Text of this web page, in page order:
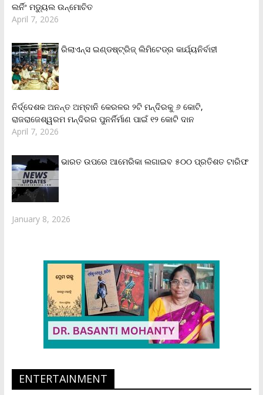
ଲର୍ନିଂ ମଡ୍ୟୁଲ ଉନ୍ମୋଚିତ
April 7, 2026
ରିଲାଏନ୍‌ସ ଇଣ୍ଡଷ୍ଟ୍ରିଜ୍ ଲିମିଟେଡ୍‌ର କାର୍ଯ୍ୟନିର୍ବାହୀ
ନିର୍ଦ୍ଦେଶକ ଅନନ୍ତ ଅମ୍ବାନି କେରଳର ୨ଟି ମନ୍ଦିରକୁ ୬ କୋଟି,
ରାଜରାଜେଶ୍ୱରମ ମନ୍ଦିରର ପୁନର୍ନିର୍ମାଣ ପାଇଁ ୧୨ କୋଟି ଦାନ
April 7, 2026
ଭାରତ ଉପରେ ଆମେରିକା ଲଗାଇବ ୫୦୦ ପ୍ରତିଶତ ଟାରିଫ
January 8, 2026
ENTERTAINMENT